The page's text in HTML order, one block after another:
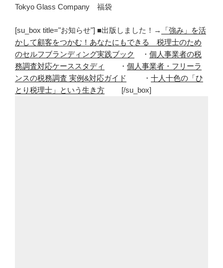
Tokyo Glass Company 福袋
[su_box title="お知らせ"] ■出版しました！→
「強み」を活
かして顧客をつかむ！あなたにもできる 税理士のため
のセルフブランディング実践ブック
・ 個人事業者の税
務調査対応ケーススタディ
・ 個人事業者・フリーラ
ンスの税務調査 実例&対応ガイド
・ 十人十色の「ひ
とり税理士」という生き方 [/su_box]